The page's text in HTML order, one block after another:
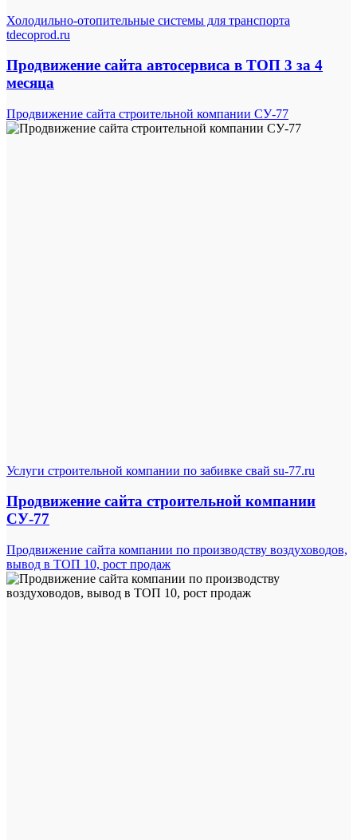
Холодильно-отопительные системы для транспорта
tdecoprod.ru
Продвижение сайта автосервиса в ТОП 3 за 4
месяца
Продвижение сайта строительной компании СУ-77
Услуги строительной компании по забивке свай su-77.ru
Продвижение сайта строительной компании
СУ-77
Продвижение сайта компании по производству воздуховодов,
вывод в ТОП 10, рост продаж